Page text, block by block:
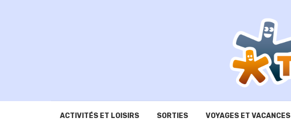
ACTIVITÉS ET LOISIRS SORTIES VOYAGES ET VACANCES